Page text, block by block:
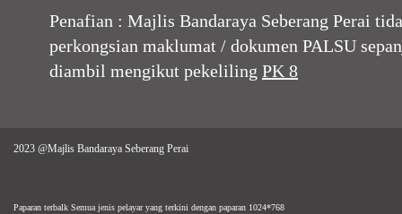
Penafian : Majlis Bandaraya Seberang Perai
perkongsian maklumat / dokumen PALSU
diambil mengikut pekeliling PK 8
2023 @Majlis Bandaraya Seberang Perai
Paparan terbalk Semua jenis pelayar yang terkini dengan paparan 1024*768